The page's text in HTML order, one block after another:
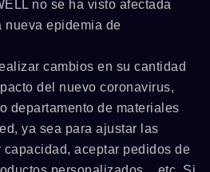
no se ha visto afectada
nueva epidemia de
cambios en su cantidad
del nuevo coronavirus,
departamento de materiales
ya sea para ajustar las
capacidad, aceptar pedidos de